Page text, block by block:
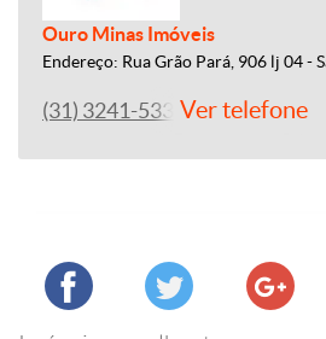
Ouro Minas Imóveis
Endereço: Rua Grão Pará, 906 lj 04 -
(31) 3241-5330Ver telefone